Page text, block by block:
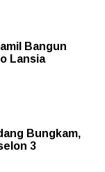
Bangun
Lansia
Bungkam,
3